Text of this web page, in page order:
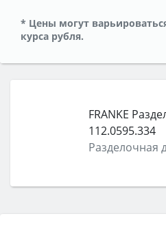
* Цены могут
курса рубля.
FRANKE
112.0595.334
Разделочная